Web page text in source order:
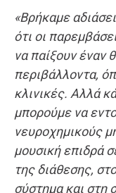
«Βρήκαμε
ότι οι
να παίξουν έναν
περιβάλλοντα,
κλινικές. Αλλά
μπορούμε να
νευροχημικούς
μουσική επιδρά
της διάθεσης,
σύστημα και στη